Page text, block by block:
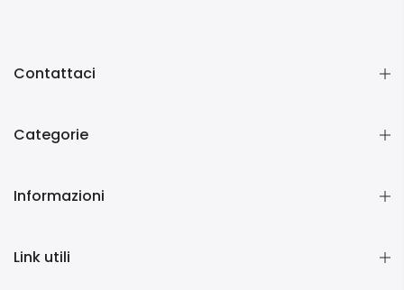
Contattaci
Categorie
Informazioni
Link utili